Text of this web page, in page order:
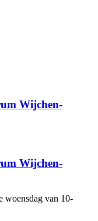
Wijchen-
Wijchen-
woensdag van 10-